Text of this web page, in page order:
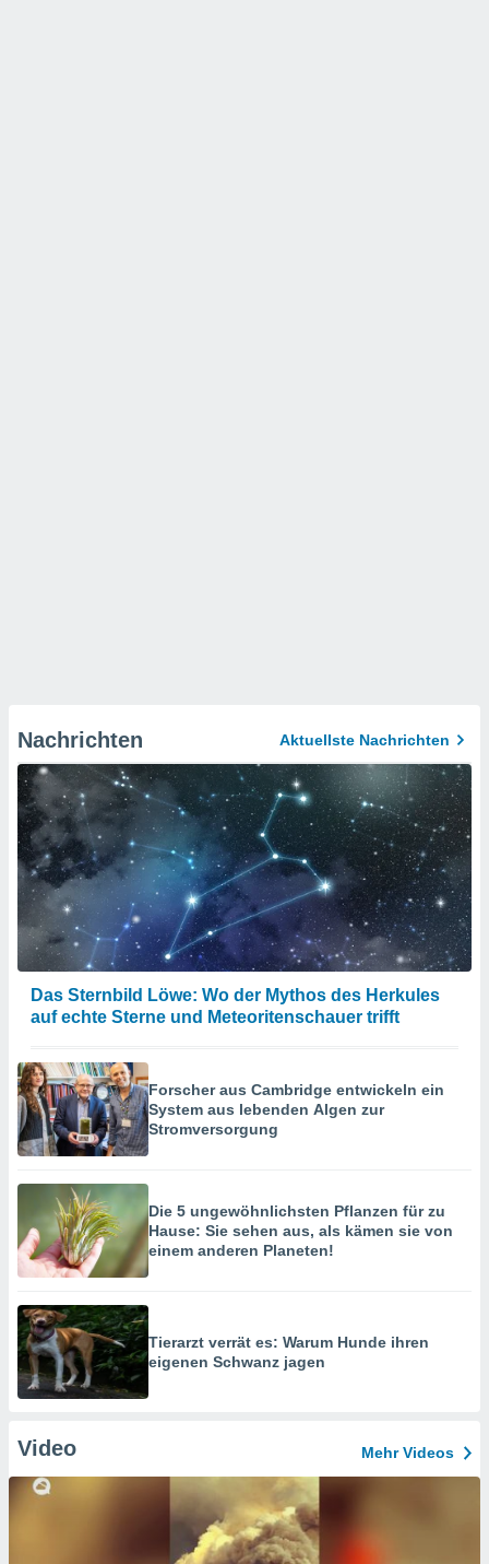
Nachrichten Aktuellste Nachrichten
Das Sternbild Löwe: Wo der Mythos des Herkules
auf echte Sterne und Meteoritenschauer trifft
Forscher aus Cambridge entwickeln ein
System aus lebenden Algen zur
Stromversorgung
Die 5 ungewöhnlichsten Pflanzen für zu
Hause: Sie sehen aus, als kämen sie von
einem anderen Planeten!
Tierarzt verrät es: Warum Hunde ihren
eigenen Schwanz jagen
Video Mehr Videos